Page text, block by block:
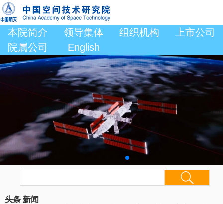
本院简介 领导集体 组织机构
上市公司
院属公司
English
头条 新闻